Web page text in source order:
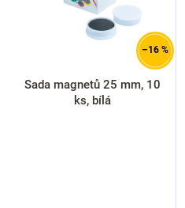
–16 %
Sada magnetů 25 mm, 10
ks, bílá